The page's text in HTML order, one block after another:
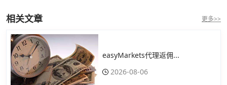
相关文章 更多>>
easyMarkets代理返佣...
2026-08-06